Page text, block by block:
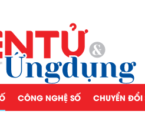
CÔNG NGHỆ SỐ CHUYỂN ĐỔI